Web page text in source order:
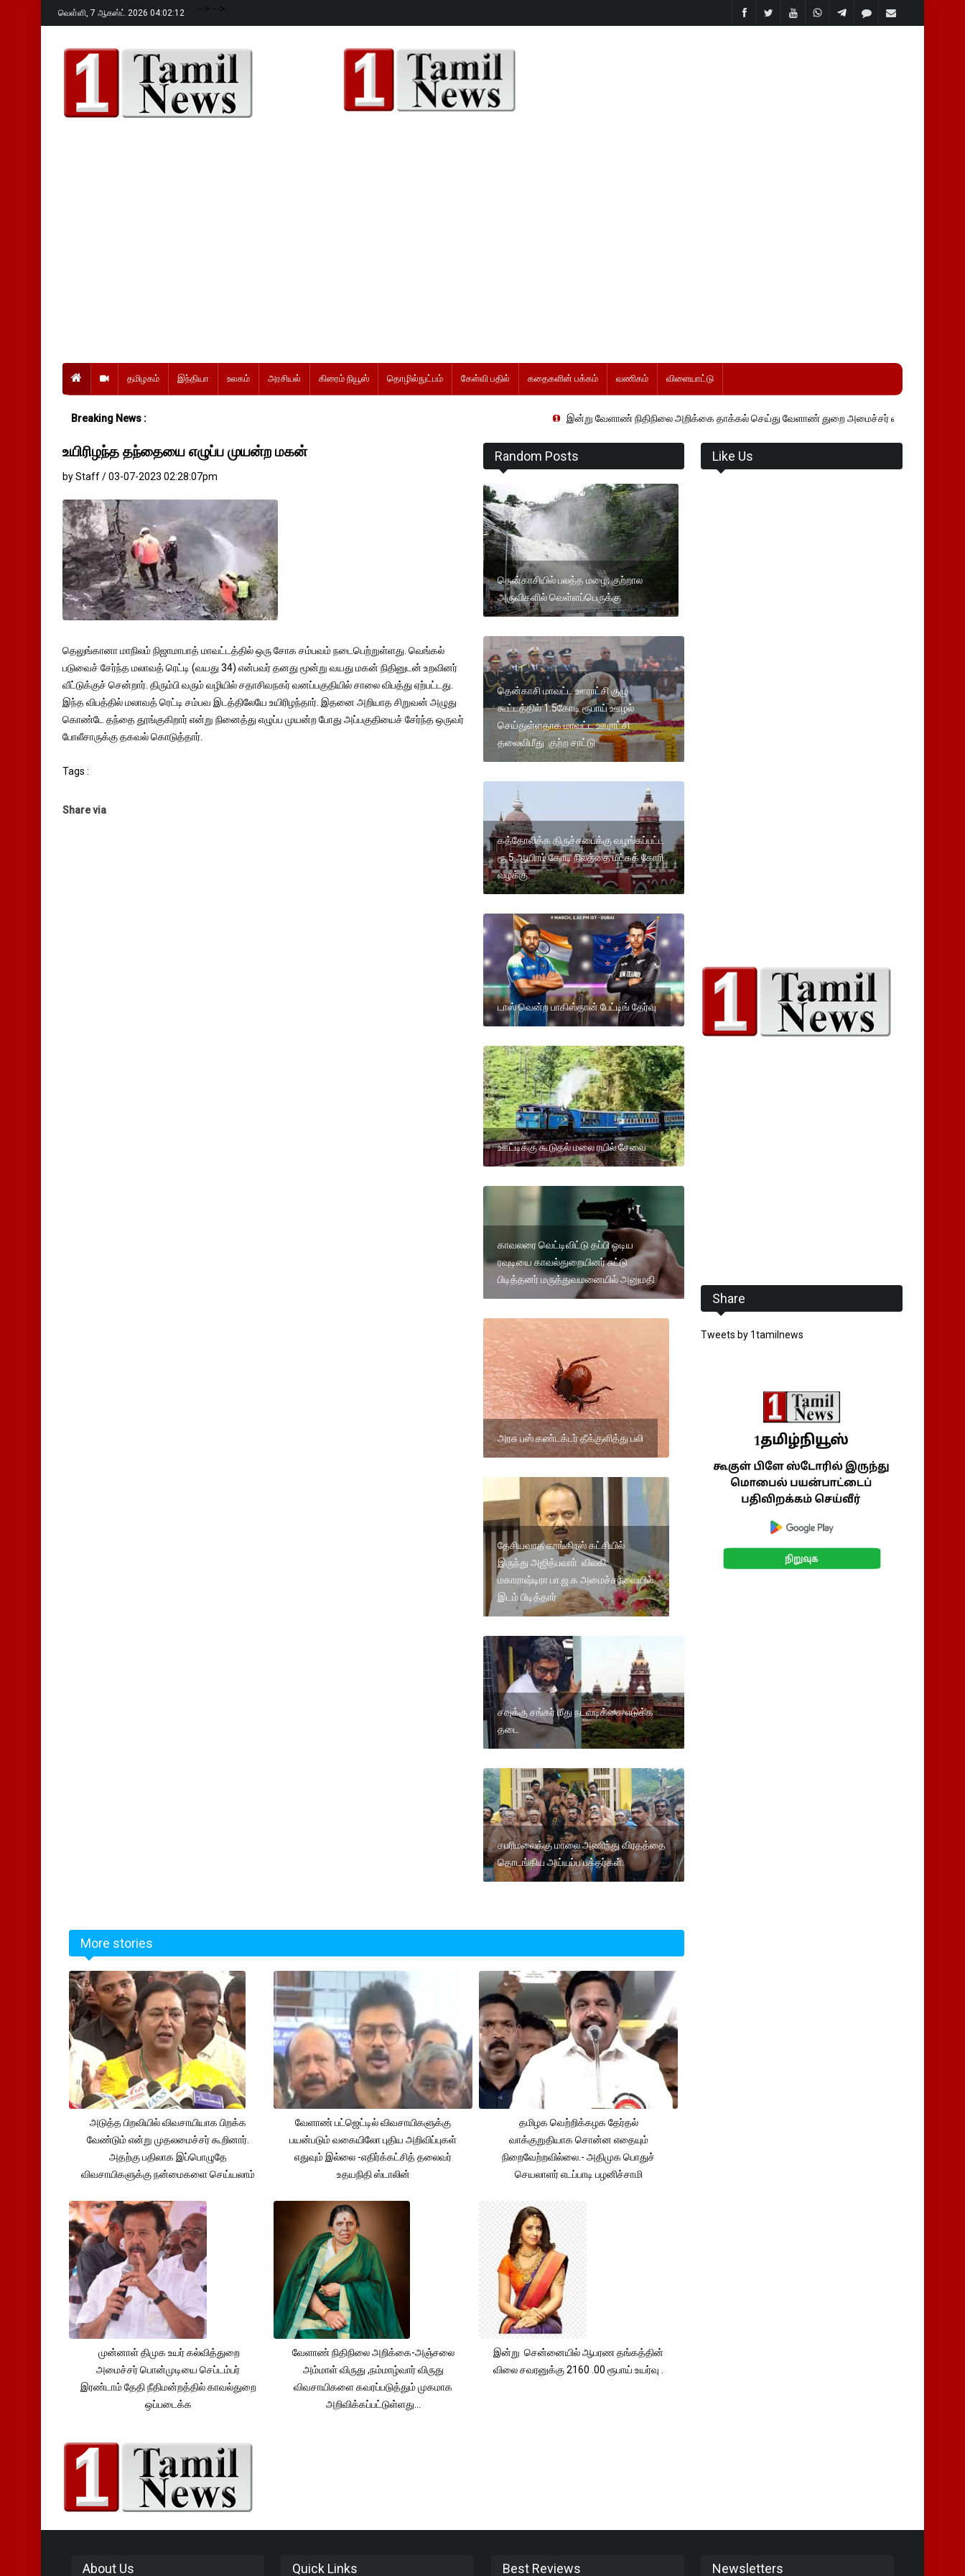
வெள்ளி, 7 ஆகஸ்ட் 2026 04:02:13 --> -->
தமிழகம் இந்தியா உலகம் அரசியல் கிரைம் நியூஸ் தொழில்நுட்பம் கேள்வி பதில் கதைகளின் பக்கம் வணிகம் விளையாட்டு
Breaking News : இன்று வேளாண் நிதிநிலை அறிக்கை தாக்கல் செய்து வேளாண் துறை அமைச்சர் வினோத் வாசித்து வருகிறார்.
உயிரிழந்த தந்தையை எழுப்ப முயன்ற மகன்
by Staff / 03-07-2023 02:28:07pm
தெலுங்கானா மாநிலம் நிஜாமாபாத் மாவட்டத்தில் ஒரு சோக சம்பவம் நடைபெற்றுள்ளது. வெங்கல்
படுவைச் சேர்ந்த மலாவத் ரெட்டி (வயது 34) என்பவர் தனது மூன்று வயது மகன் நிதினுடன் உறவினர்
வீட்டுக்குச் சென்றார். திரும்பி வரும் வழியில் சதாசிவநகர் வனப்பகுதியில் சாலை விபத்து ஏற்பட்டது.
இந்த விபத்தில் மலாவத் ரெட்டி சம்பவ இடத்திலேயே உயிரிழந்தார். இதனை அறியாத சிறுவன் அழுது
கொண்டே தந்தை தூங்குகிறார் என்று நினைத்து எழுப்ப முயன்ற போது அப்பகுதியைச் சேர்ந்த ஒருவர்
போலீசாருக்கு தகவல் கொடுத்தார்.
Tags :
Share via
Random Posts
தென்காசியில் பலத்த மழை; குற்றால
அருவிகளில் வெள்ளப்பெருக்கு
தென்காசி மாவட்ட ஊராட்சி குழு
கூட்டத்தில் 1.5கோடி ரூபாய் ஊழல்
செய்துள்ளதாக மாவட்ட ஊராட்சி
தலைவிமீது குற்ற சாட்டு
கத்தோலிக்க திருச்சபைக்கு வழங்கப்பட்ட
ரூ.5 ஆயிரம் கோடி நிலத்தை மீட்கக் கோரி
வழக்கு.
டாஸ் வென்ற பாகிஸ்தான் பேட்டிங் தேர்வு
ஊட்டிக்கு கூடுதல் மலை ரயில் சேவை
காவலரை வெட்டிவிட்டு தப்பி ஓடிய
ரவுடியை காவல்துறையினர் சுட்டு
பிடித்தனர் மருத்துவமனையில் அனுமதி
அரசு பஸ் கண்டக்டர் தீக்குளித்து பலி
தேசியவாத காங்கிரஸ் கட்சியில்
இருந்து அஜித்பவாா் விலகி
மகாராஷ்டிரா பா.ஜ.க அமைச்சரவையில்
இடம் பிடித்தார்
சவுக்கு சங்கர் மீது நடவடிக்கை எடுக்க
தடை
சபரிமலைக்கு மாலை அணிந்து விரதத்தை
தொடங்கிய அய்யப்ப பக்தர்கள்.
More stories
அடுத்த பிறவியில் விவசாயியாக பிறக்க
வேண்டும் என்று முதலமைச்சர் கூறினார்.
அதற்கு பதிலாக இப்பொழுதே
விவசாயிகளுக்கு நன்மைகளை செய்யலாம்
வேளாண் பட்ஜெட்டில் விவசாயிகளுக்கு
பயன்படும் வகையிலோ புதிய அறிவிப்புகள்
எதுவும் இல்லை -எதிர்க்கட்சித் தலைவர்
உதயநிதி ஸ்டாலின்
தமிழக வெற்றிக்கழக தேர்தல்
வாக்குறுதியாக சொன்ன எதையும்
நிறைவேற்றவில்லை.- அதிமுக பொதுச்
செயலாளர் எடப்பாடி பழனிச்சாமி
முன்னாள் திமுக உயர் கல்வித்துறை
அமைச்சர் பொன்முடியை செப்டம்பர்
இரண்டாம் தேதி நீதிமன்றத்தில் காவல்துறை
ஒப்படைக்க
வேளாண் நிதிநிலை அறிக்கை-அஞ்சலை
அம்மாள் விருது ,நம்மாழ்வார் விருது
விவசாயிகளை கவரப்படுத்தும் முகமாக
அறிவிக்கப்பட்டுள்ளது...
இன்று சென்னையில் ஆபரண தங்கத்தின்
விலை சவரனுக்கு 2160 .00 ரூபாய் உயர்வு .
Like Us
Share
Tweets by 1tamilnews
About Us Quick Links Best Reviews Newsletters